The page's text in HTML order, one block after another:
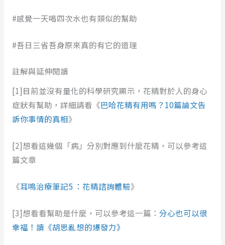
#感覺一天喝四次水也有類似的幫助
#吾日三省吾身原來真的有它的道理
註解與延伸閱讀
[1]目前並沒有量化的科學研究顯示，花精對於人的身心
症狀有幫助，詳細請看《巴哈花精有用嗎？10篇論文告
訴你事情的真相》
[2]想看這幾個「病」分別對應到什麼花精，可以參考這
篇文章
《耳鳴治療筆記5 ：花精諮詢體驗》
[3]想看看幫助是什麼，可以參考這一篇： 分心也可以很
幸福！讀《胡思亂想的爆發力》